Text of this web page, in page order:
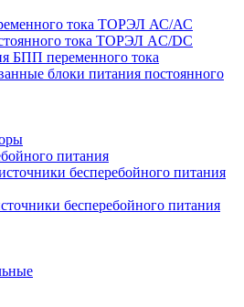
тока ТОРЭЛ АС/АС
тока ТОРЭЛ AC/DC
БПП переменного тока
блоки питания постоянного
питания
бесперебойного питания
бесперебойного питания